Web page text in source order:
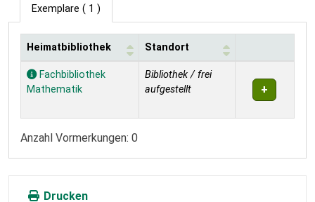
Exemplare ( 1 )
Exemplare
Heimatbibliothek Standort
Fachbibliothek
Mathematik
Bibliothek / frei
aufgestellt
Anzahl Vormerkungen: 0
Drucken